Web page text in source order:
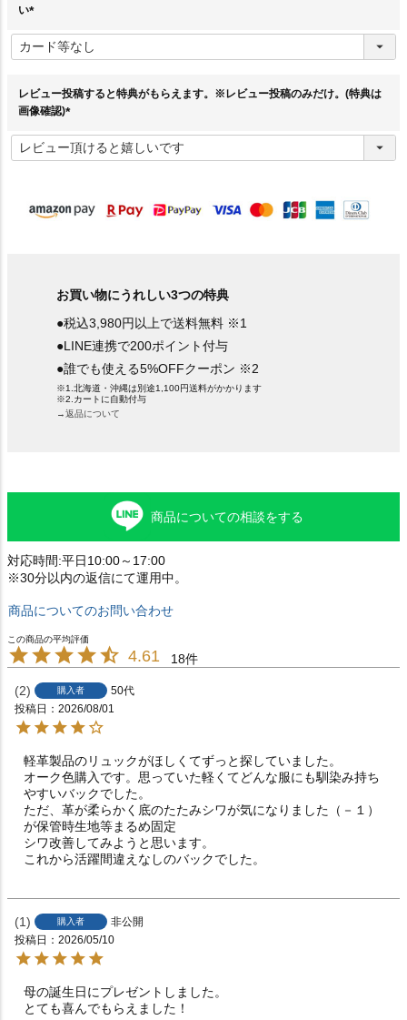
い
必
須
レビュー投稿すると特典がもらえます。※レビュー投稿のみだけ。(特典は
画像確認)
必
須
お買い物にうれしい3つの特典
●税込3,980円以上で送料無料 ※1
●LINE連携で200ポイント付与
●誰でも使える5%OFFクーポン ※2
※1.北海道・沖縄は別途1,100円送料がかかります
※2.カートに自動付与
→返品について
商品についての相談をする
対応時間:平日10:00～17:00
※30分以内の返信にて運用中。
商品についてのお問い合わせ
4.61 18
2 購入者
50代
投稿日
2026/08/01
軽革製品のリュックがほしくてずっと探していました。
オーク色購入です。思っていた軽くてどんな服にも馴染み持ち
やすいバックでした。
ただ、革が柔らかく底のたたみシワが気になりました（－１）
が保管時生地等まるめ固定
シワ改善してみようと思います。
これから活躍間違えなしのバックでした。
1 購入者
非公開
投稿日
2026/05/10
母の誕生日にプレゼントしました。
とても喜んでもらえました！